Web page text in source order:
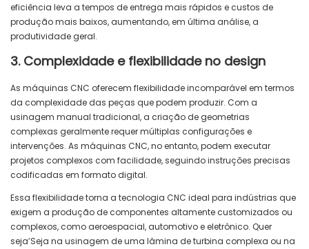
eficiência leva a tempos de entrega mais rápidos e custos de
produção mais baixos, aumentando, em última análise, a
produtividade geral.
3. Complexidade e flexibilidade no design
As máquinas CNC oferecem flexibilidade incomparável em termos
da complexidade das peças que podem produzir. Com a
usinagem manual tradicional, a criação de geometrias
complexas geralmente requer múltiplas configurações e
intervenções. As máquinas CNC, no entanto, podem executar
projetos complexos com facilidade, seguindo instruções precisas
codificadas em formato digital.
Essa flexibilidade torna a tecnologia CNC ideal para indústrias que
exigem a produção de componentes altamente customizados ou
complexos, como aeroespacial, automotivo e eletrônico. Quer
seja’Seja na usinagem de uma lâmina de turbina complexa ou na